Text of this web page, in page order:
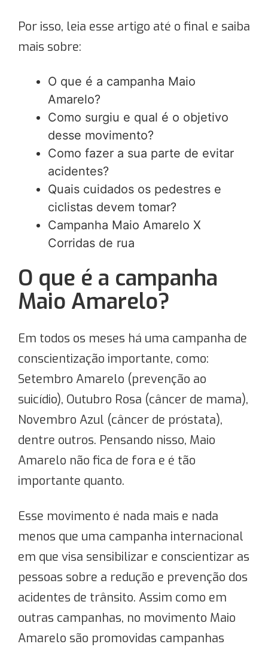
Por isso, leia esse artigo até o final e saiba
mais sobre:
O que é a campanha Maio
Amarelo?
Como surgiu e qual é o objetivo
desse movimento?
Como fazer a sua parte de evitar
acidentes?
Quais cuidados os pedestres e
ciclistas devem tomar?
Campanha Maio Amarelo X
Corridas de rua
O que é a campanha
Maio Amarelo?
Em todos os meses há uma campanha de
conscientização importante, como:
Setembro Amarelo (prevenção ao
suicídio), Outubro Rosa (câncer de mama),
Novembro Azul (câncer de próstata),
dentre outros. Pensando nisso, Maio
Amarelo não fica de fora e é tão
importante quanto.
Esse movimento é nada mais e nada
menos que uma campanha internacional
em que visa sensibilizar e conscientizar as
pessoas sobre a redução e prevenção dos
acidentes de trânsito. Assim como em
outras campanhas, no movimento Maio
Amarelo são promovidas campanhas